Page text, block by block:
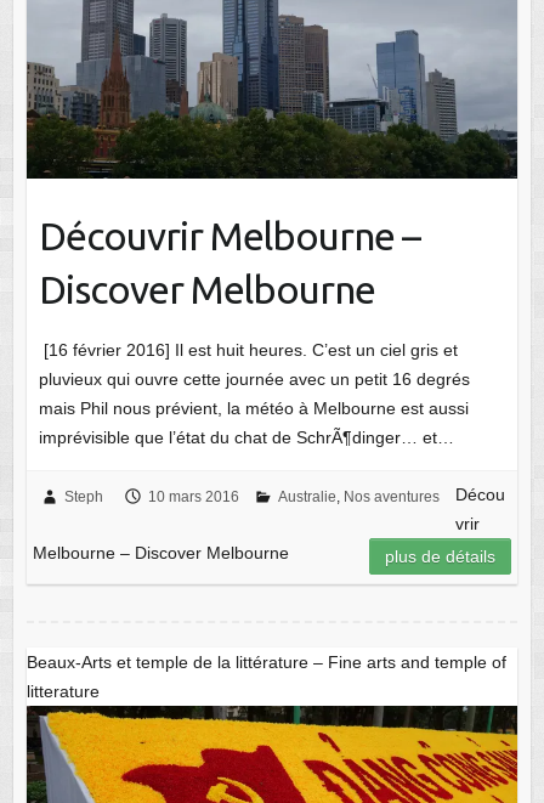
Découvrir Melbourne –
Discover Melbourne
[16 février 2016] Il est huit heures. C’est un ciel gris et
pluvieux qui ouvre cette journée avec un petit 16 degrés
mais Phil nous prévient, la météo à Melbourne est aussi
imprévisible que l’état du chat de SchrÃ¶dinger… et…
Steph 10 mars 2016 Australie Nos aventures
Décou
vrir
Melbourne – Discover Melbourne
plus de détails
Beaux-Arts et temple de la littérature – Fine arts and temple of
litterature